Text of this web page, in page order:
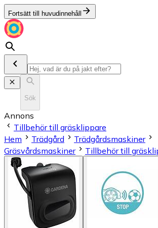
Fortsätt till huvudinnehåll
Sök
Annons
Tillbehör till gräsklippare
Hem
Trädgård
Trädgårdsmaskiner
Gräsvårdsmaskiner
Tillbehör till